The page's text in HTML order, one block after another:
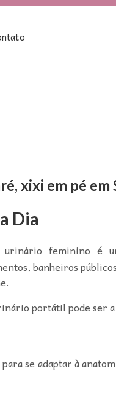
xixi em pé em
Dia
feminino é
banheiros
portátil pode ser
se adaptar à